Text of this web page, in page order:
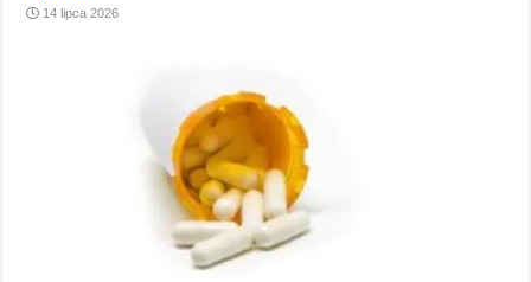
14 lipca 2026